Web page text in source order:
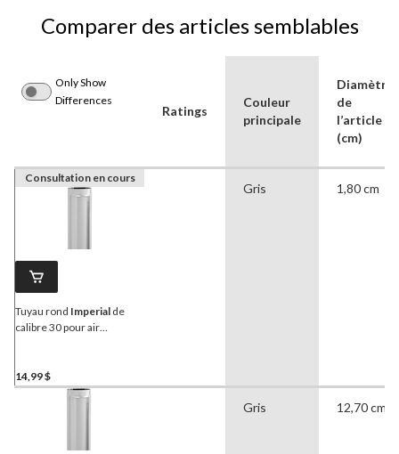
Comparer des articles semblables
Only Show
Differences
Ratings
Couleur
principale
Diamètre
de
l’article
(cm)
Consultation en cours
Tuyau rond Imperial de
calibre 30 pour air
diamètre, 60 po de
longueur
14,99 $
Gris 1,80 cm
Gris 12,70 cm